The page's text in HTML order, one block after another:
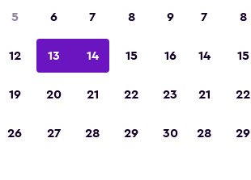
Ver precios
Ver precios
5 6 7 8 9
12 13 14 15 16
19 20 21 22 23
26 27 28 29 30
7 8
14 15
21 22
28 29